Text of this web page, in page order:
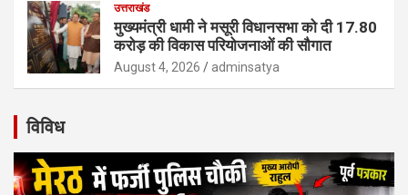
उत्तराखंड
मुख्यमंत्री धामी ने मसूरी विधानसभा को दी 17.80
करोड़ की विकास परियोजनाओं की सौगात
August 4, 2026 adminsatya
विविध